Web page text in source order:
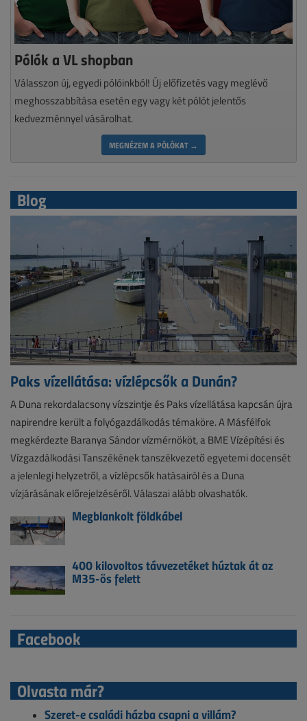
Pólók a VL shopban
Válasszon új, egyedi pólóinkból! Új előfizetés vagy meglévő
meghosszabbítása esetén egy vagy két pólót jelentős
kedvezménnyel vásárolhat.
MEGNÉZEM A PÓLÓKAT →
Blog
Paks vízellátása: vízlépcsők a Dunán?
A Duna rekordalacsony vízszintje és Paks vízellátása kapcsán újra
napirendre került a folyógazdálkodás témaköre. A Másfélfok
megkérdezte Baranya Sándor vízmérnököt, a BME Vízépítési és
Vízgazdálkodási Tanszékének tanszékvezető egyetemi docensét
a jelenlegi helyzetről, a vízlépcsők hatásairól és a Duna
vízjárásának előrejelzéséről. Válaszai alább olvashatók.
Megblankolt földkábel
400 kilovoltos távvezetéket húztak át az
M35-ös felett
Facebook
Olvasta már?
Szeret-e családi házba csapni a villám?